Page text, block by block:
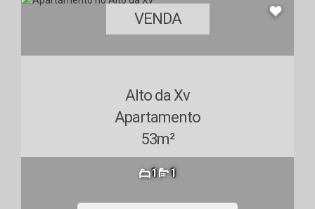
VENDA
Alto da Xv
Apartamento
53m²
1 1